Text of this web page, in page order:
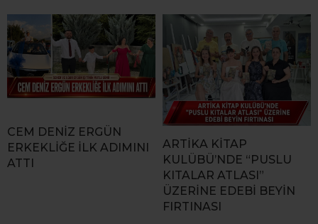
CEM DENİZ ERGÜN
ERKEKLİĞE İLK ADIMINI
ATTI
ARTİKA KİTAP
KULÜBÜ’NDE “PUSLU
KITALAR ATLASI”
ÜZERİNE EDEBİ BEYİN
FIRTINASI